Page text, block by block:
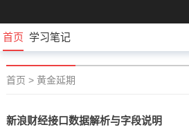
首页 学习笔记
首页 > 黄金延期
新浪财经接口数据解析与字段说明